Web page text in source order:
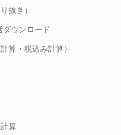
抜き）
ウンロード
算・税込み計算）
算